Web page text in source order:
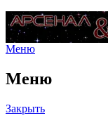
Меню
Меню
Закрыть